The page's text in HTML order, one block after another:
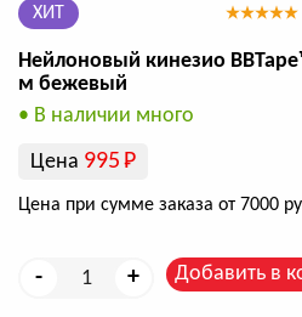
ХИТ
Нейлоновый кинезио
м бежевый
• В наличии много
Цена 995 Р
Цена при сумме заказа от 7000
- + Добавить в